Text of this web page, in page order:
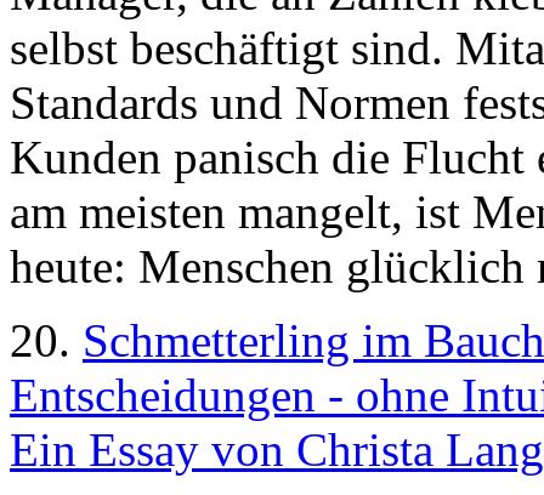
selbst beschäftigt sind.
Standards und Normen
Kunden panisch die Flucht
am meisten mangelt, ist
heute: Menschen glücklich
20. Schmetterling im Bauch
Entscheidungen - ohne
Ein Essay von Christa